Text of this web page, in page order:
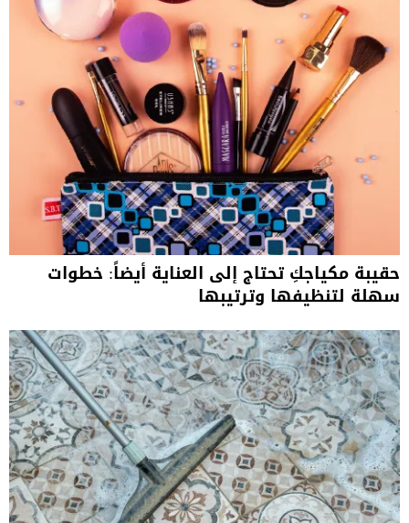
حقيبة مكياجكِ تحتاج إلى العناية أيضاً: خطوات
سهلة لتنظيفها وترتيبها